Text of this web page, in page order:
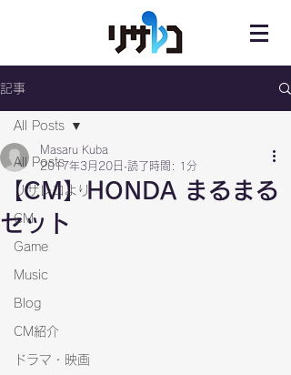
記事
All Posts
リサレコより
CM
Game
Music
Blog
CM紹介
ドラマ・映画
All Posts
【CM】HONDA まるまる
セット
Masaru Kuba
2017年3月20日 読了時間: 1分